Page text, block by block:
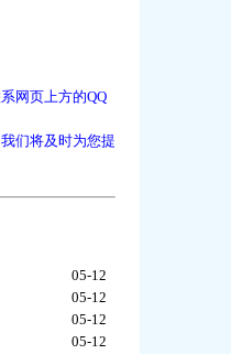
网页上方的QQ
们将及时为您提
05-12
05-12
05-12
05-12